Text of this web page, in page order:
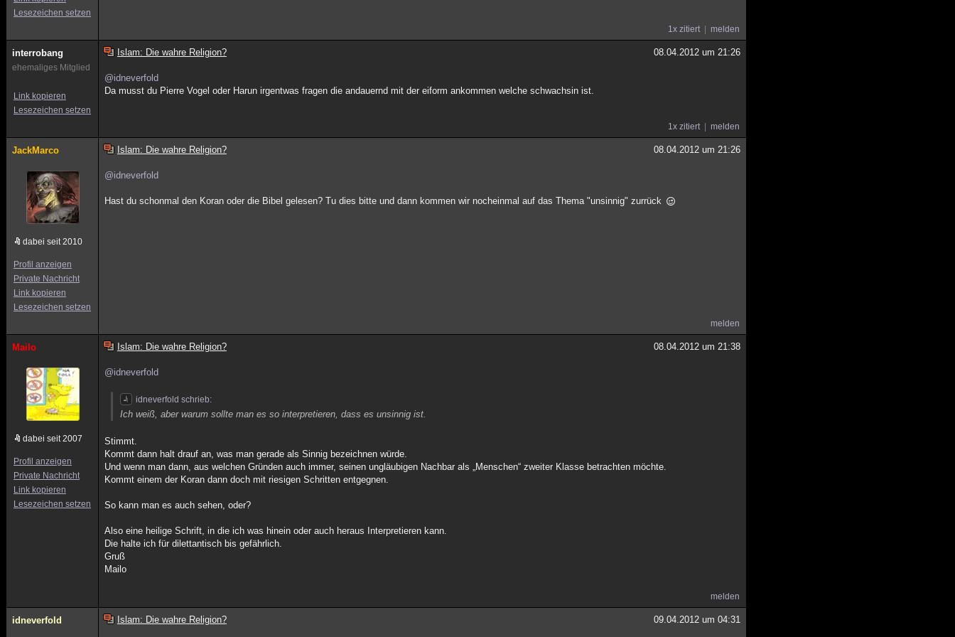
Lesezeichen setzen
1x zitiert melden
interrobang
ehemaliges Mitglied
Link kopieren
Lesezeichen setzen
Islam: Die wahre Religion? 08.04.2012 um 21:26
@idneverfold
Da musst du Pierre Vogel oder Harun irgentwas fragen die andauernd mit der eiform ankommen welche schwachsin ist.
1x zitiert melden
JackMarco
dabei seit 2010
Profil anzeigen
Private Nachricht
Link kopieren
Lesezeichen setzen
Islam: Die wahre Religion? 08.04.2012 um 21:26
@idneverfold
Hast du schonmal den Koran oder die Bibel gelesen? Tu dies bitte und dann kommen wir nocheinmal auf das Thema "unsinnig" zurrück
melden
Mailo
dabei seit 2007
Profil anzeigen
Private Nachricht
Link kopieren
Lesezeichen setzen
Islam: Die wahre Religion? 08.04.2012 um 21:38
@idneverfold
idneverfold schrieb:
Ich weiß, aber warum sollte man es so interpretieren, dass es unsinnig ist.
Stimmt.
Kommt dann halt drauf an, was man gerade als Sinnig bezeichnen würde.
Und wenn man dann, aus welchen Gründen auch immer, seinen ungläubigen Nachbar als „Menschen“ zweiter Klasse betrachten möchte.
Kommt einem der Koran dann doch mit riesigen Schritten entgegnen.
So kann man es auch sehen, oder?
Also eine heilige Schrift, in die ich was hinein oder auch heraus Interpretieren kann.
Die halte ich für dilettantisch bis gefährlich.
Gruß
Mailo
melden
idneverfold Islam: Die wahre Religion? 09.04.2012 um 04:31